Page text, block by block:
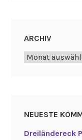
ARCHIV
Archiv
NEUESTE
Dreiländereck